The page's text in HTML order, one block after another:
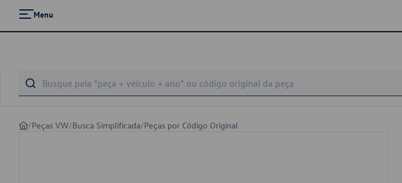
Menu
/Peças VW/Busca Simplificada/Peças por Código Original